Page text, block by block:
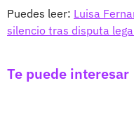
Puedes leer: Luisa
silencio tras disputa
Te puede interesar